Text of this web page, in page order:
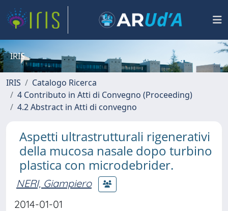
IRIS
IRIS
Catalogo Ricerca
4 Contributo in Atti di Convegno (Proceeding)
4.2 Abstract in Atti di convegno
Aspetti ultrastrutturali rigenerativi
della mucosa nasale dopo turbino
plastica con microdebrider.
NERI, Giampiero
2014-01-01